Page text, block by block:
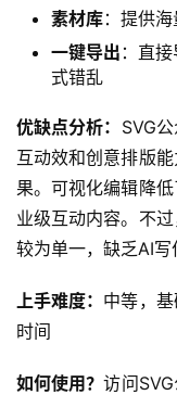
素材库：提供
一键导出 ：直
式错乱
优缺点分析： SVG
互动效和创意排版
果。可视化编辑降
业级互动内容。不
较为单一，缺乏AI写
上手难度： 中等，
时间
如何使用？访问